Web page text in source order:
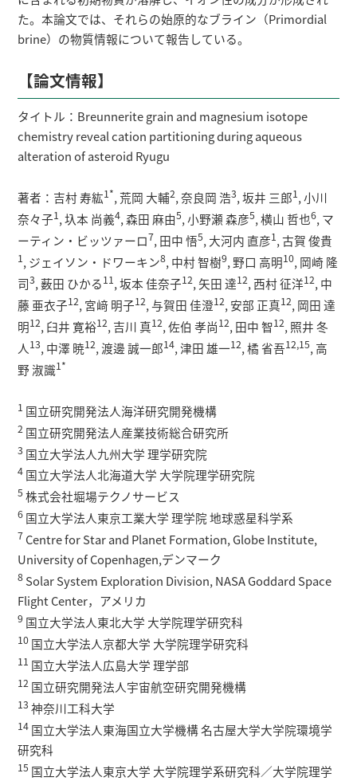
た。本論文では、それらの始原的なブライン（Primordial
brine）の物質情報について報告している。
【論文情報】
タイトル：Breunnerite grain and magnesium isotope
chemistry reveal cation partitioning during aqueous
alteration of asteroid Ryugu
著者：吉村 寿紘1*, 荒岡 大輔2, 奈良岡 浩3, 坂井 三郎1, 小川
奈々子1, 圦本 尚義4, 森田 麻由5, 小野瀬 森彦5, 横山 哲也6, マ
ーティン・ビッツァーロ7, 田中 悟5, 大河内 直彦1, 古賀 俊貴
1, ジェイソン・ドワーキン8, 中村 智樹9, 野口 高明10, 岡崎 隆
司3, 薮田 ひかる11, 坂本 佳奈子12, 矢田 達12, 西村 征洋12, 中
藤 亜衣子12, 宮﨑 明子12, 与賀田 佳澄12, 安部 正真12, 岡田 達
明12, 臼井 寛裕12, 吉川 真12, 佐伯 孝尚12, 田中 智12, 照井 冬
人 13, 中澤 暁12, 渡邊 誠一郎14, 津田 雄一12, 橘 省吾12,15, 高
野 淑識1*
1 国立研究開発法人海洋研究開発機構
2 国立研究開発法人産業技術総合研究所
3 国立大学法人九州大学 理学研究院
4 国立大学法人北海道大学 大学院理学研究院
5 株式会社堀場テクノサービス
6 国立大学法人東京工業大学 理学院 地球惑星科学系
7Centre for Star and Planet Formation, Globe Institute,
University of Copenhagen,デンマーク
8 Solar System Exploration Division, NASA Goddard Space
Flight Center，アメリカ
9 国立大学法人東北大学 大学院理学研究科
10 国立大学法人京都大学 大学院理学研究科
11 国立大学法人広島大学 理学部
12 国立研究開発法人宇宙航空研究開発機構
13 神奈川工科大学
14 国立大学法人東海国立大学機構 名古屋大学大学院環境学
研究科
15 国立大学法人東京大学 大学院理学系研究科／大学院理学